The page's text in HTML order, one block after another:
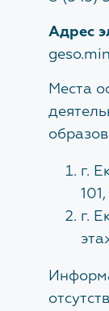
Закупки
Изменения
УЧЕБНЫЙ
Адрес
Места
г.
г.